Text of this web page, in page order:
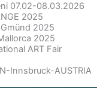
07.02-08.03.2026
2025
2025
2025
ART Fair
Innsbruck-AUSTRIA